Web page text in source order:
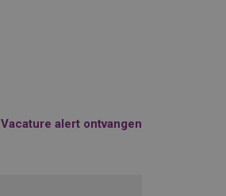
Vacature alert ontvangen